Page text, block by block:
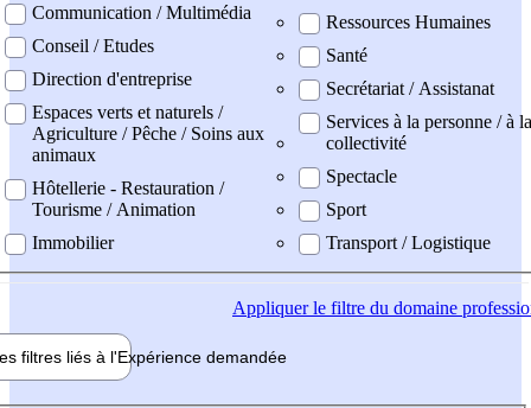
Communication / Multimédia
Conseil / Etudes
Direction d'entreprise
Espaces verts et naturels /
Agriculture / Pêche / Soins aux
animaux
Hôtellerie - Restauration /
Tourisme / Animation
Immobilier
Ressources Humaines
Santé
Secrétariat / Assistanat
Services à la personne / à la
collectivité
Spectacle
Sport
Transport / Logistique
Appliquerle filtre du domaine
filtres liés à l'Expérience demandée